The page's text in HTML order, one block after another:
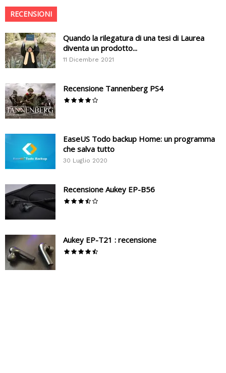
RECENSIONI
Quando la rilegatura di una tesi di Laurea
diventa un prodotto...
11 Dicembre 2021
Recensione Tannenberg PS4
EaseUS Todo backup Home: un programma
che salva tutto
30 Luglio 2020
Recensione Aukey EP-B56
Aukey EP-T21 : recensione